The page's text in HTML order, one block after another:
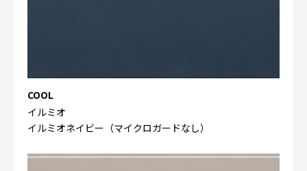
COOL
イルミオ
イルミオネイビー（マイクロガードなし）